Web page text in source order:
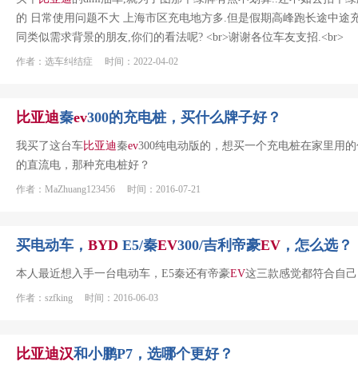
的 日常使用问题不大 上海市区充电地方多.但是假期高峰跑长途中
同类似需求背景的朋友,你们的看法呢? <br>谢谢各位车友支招.<br>
作者：选车纠结症 时间：2022-04-02
比亚迪秦ev300的充电桩，买什么牌子好？
我买了这台车比亚迪秦ev300纯电动版的，想买一个充电桩在家里用
的直流电，那种充电桩好？
作者：MaZhuang123456 时间：2016-07-21
买电动车， BYD E5/秦EV300/吉利帝豪EV ，怎么选？
本人最近想入手一台电动车，E5秦还有帝豪EV这三款感觉都符合自
作者：szfking 时间：2016-06-03
比亚迪汉和小鹏P7，选哪个更好？